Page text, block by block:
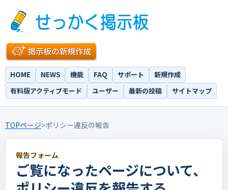
HOME NEWS 機能 FAQ サポート
新規作成
有料版アクティブモード
ユーザー 最新の投稿 サイトマップ
TOPページ>ポリシー違反の報告
報告フォーム
ご覧になったページについて、